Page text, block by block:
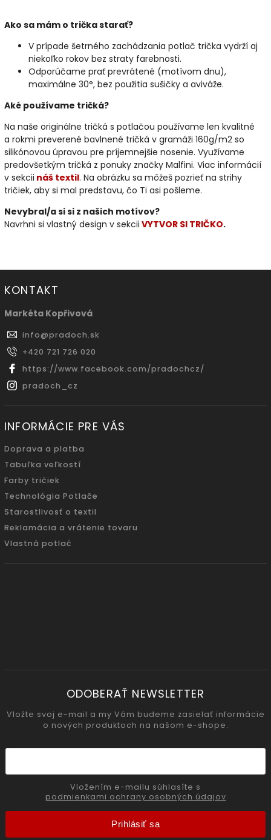
Ako sa mám o trička starať?
V prípade šetrného zachádzania potlač trička vydrží aj
niekoľko rokov bez straty farebnosti.
Odporúčame prať prevrátené (motívom dnu),
maximálne 30°, bez použitia sušičky a aviváže.
Aké používame tričká?
Na naše originálne tričká s potlačou používame len kvalitné
a rokmi preverené bavlnené tričká v gramáži 160g/m2 so
silikónovou úpravou pre príjemnejšie nosenie. Využívame
predovšetkým tričká z ponuky značky Malfini. Viac informácií
v sekcii náš textil. Na obrázku sa môžeš pozrieť na strihy
tričiek, aby si mal predstavu, čo Ti asi pošleme.
Nevybral/a si si z našich motívov?
Navrhni si vlastný design v sekcii VYTVOR SI TRIČKO.
KONTAKT
Markéta Kopřivová
info@pradoch.sk
+420 721 726 020
https://www.facebook.com/pradochcz/
pradoch_cz
INFORMÁCIE PRE VÁS
Doprava a platba
Tabuľka veľkostí
Farby tričiek
Technológia Potlače
Starostlivosť o textil
Reklamácia a vrátenie tovaru
Vlastná potlač
ODOBERAŤ NEWSLETTER
Vložte svoj e-mail a my Vám budeme zasielať informácie
o nových produktoch na našom e-shope.
podmienkami ochrany osobných údajov
Prihlásiť sa